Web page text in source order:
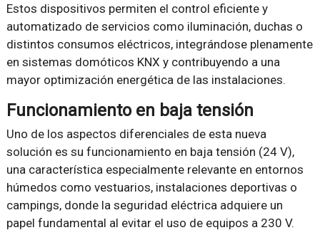
Estos dispositivos permiten el control eficiente y
automatizado de servicios como iluminación, duchas o
distintos consumos eléctricos, integrándose plenamente
en sistemas domóticos KNX y contribuyendo a una
mayor optimización energética de las instalaciones.
Funcionamiento en baja tensión
Uno de los aspectos diferenciales de esta nueva
solución es su funcionamiento en baja tensión (24 V),
una característica especialmente relevante en entornos
húmedos como vestuarios, instalaciones deportivas o
campings, donde la seguridad eléctrica adquiere un
papel fundamental al evitar el uso de equipos a 230 V.